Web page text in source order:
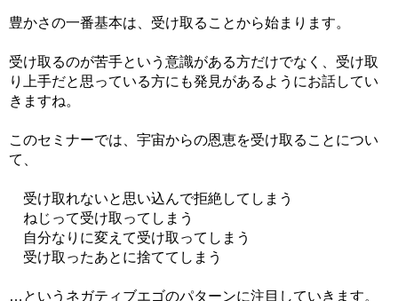
豊かさの一番基本は、受け取ることから始まります。
受け取るのが苦手という意識がある方だけでなく、受け取
り上手だと思っている方にも発見があるようにお話してい
きますね。
このセミナーでは、宇宙からの恩恵を受け取ることについ
て、
受け取れないと思い込んで拒絶してしまう
ねじって受け取ってしまう
自分なりに変えて受け取ってしまう
受け取ったあとに捨ててしまう
…というネガティブエゴのパターンに注目していきます。